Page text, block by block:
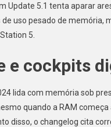
Update 5.1 tenta aparar
uso pesado de memória,
5.
e cockpits
lida com memória sob
quando a RAM
disso, o changelog cita